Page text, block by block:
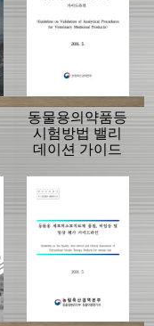
동물용의약품등
시험방법 밸리
데이션 가이드